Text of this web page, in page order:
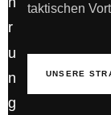
taktischen
UNSERE